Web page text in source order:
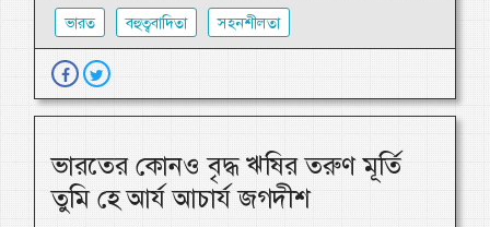
ভারত বহুত্ববাদিতা সহনশীলতা
ভারতের কোনও বৃদ্ধ ঋষির তরুণ মূর্তি
তুমি হে আর্য আচার্য জগদীশ